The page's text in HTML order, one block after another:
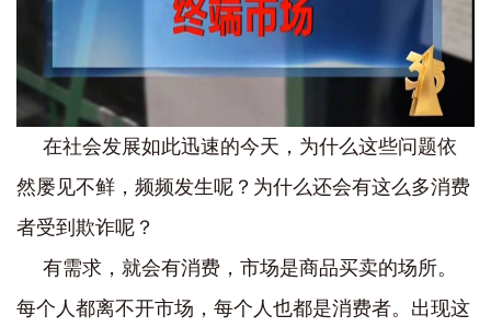
在社会发展如此迅速的今天，为什么这些问题依
然屡见不鲜，频频发生呢？为什么还会有这么多消费
者受到欺诈呢？
有需求，就会有消费，市场是商品买卖的场所。
每个人都离不开市场，每个人也都是消费者。出现这